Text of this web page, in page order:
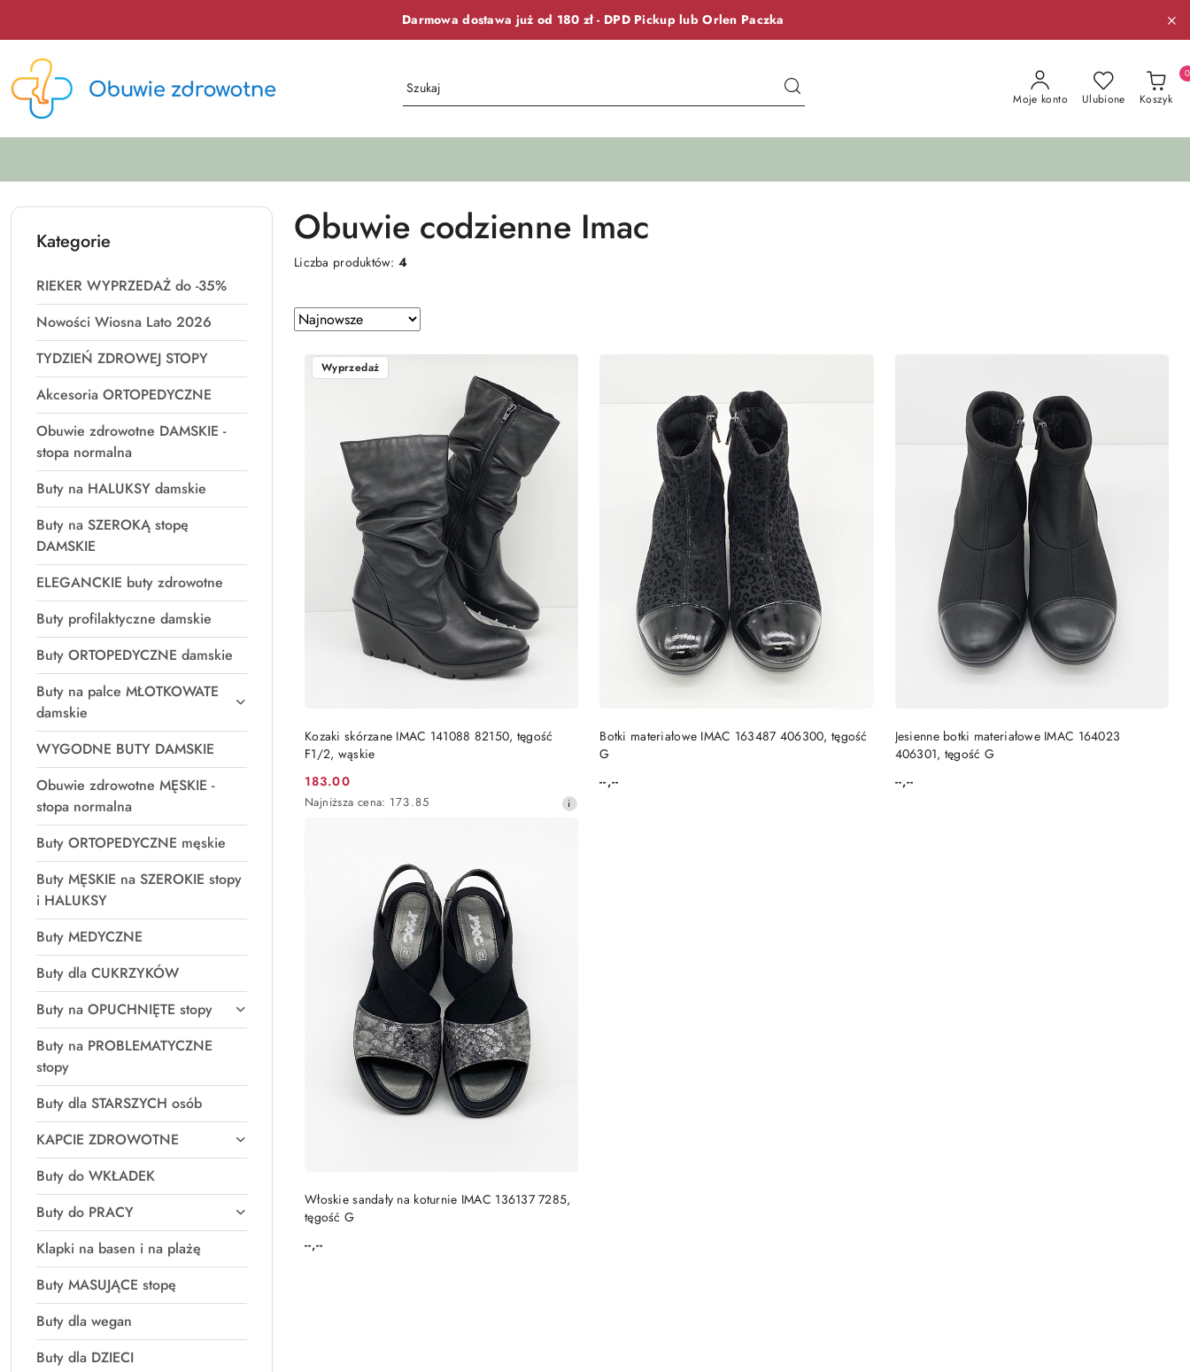
Darmowa dostawa już od 180 zł - DPD Pickup lubOrlen Paczka
Moje konto Ulubione Koszyk
0
Kategorie
RIEKER WYPRZEDAŻ do -35%
Nowości Wiosna Lato 2026
TYDZIEŃ ZDROWEJ STOPY
Akcesoria ORTOPEDYCZNE
Obuwie zdrowotne DAMSKIE -
stopa normalna
Buty na HALUKSY damskie
Buty na SZEROKĄ stopę
DAMSKIE
ELEGANCKIE buty zdrowotne
Buty profilaktyczne damskie
Buty ORTOPEDYCZNE damskie
Buty na palce MŁOTKOWATE
damskie
WYGODNE BUTY DAMSKIE
Obuwie zdrowotne MĘSKIE -
stopa normalna
Buty ORTOPEDYCZNE męskie
Buty MĘSKIE na SZEROKIE stopy
i HALUKSY
Buty MEDYCZNE
Buty dla CUKRZYKÓW
Buty na OPUCHNIĘTE stopy
Buty na PROBLEMATYCZNE
stopy
Buty dla STARSZYCH osób
KAPCIE ZDROWOTNE
Buty do WKŁADEK
Buty do PRACY
Klapki na basen i na plażę
Buty MASUJĄCE stopę
Buty dla wegan
Buty dla DZIECI
Obuwie codzienne Imac
Liczba produktów:4
Zastosowano
sortowanie:
Najnowsze.
Sortuj
według
Kozaki skórzane IMAC 141088 82150, tęgość
F1/2, wąskie
Cena
promocyjna:
183.00
Najniższa
Najniższa cena: 173.85
Wyprzedaż
PRODUKT NIEDOSTĘPNY
Botki materiałowe IMAC 163487 406300, tęgość
G
Cena:
--,--
PRODUKT NIEDOSTĘPNY
Jesienne botki materiałowe IMAC 164023
406301, tęgość G
Cena:
--,--
PRODUKT NIEDOSTĘPNY
Włoskie sandały na koturnie IMAC 136137 7285,
tęgość G
Cena:
--,--
PRODUKT NIEDOSTĘPNY